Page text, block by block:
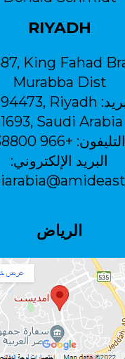
RIYADH
King Fahad
Murabba Dist
94473, Riyadh
11693, Saudi Arabia
+966 114838800
البريد الإلكتروني:
الرياض